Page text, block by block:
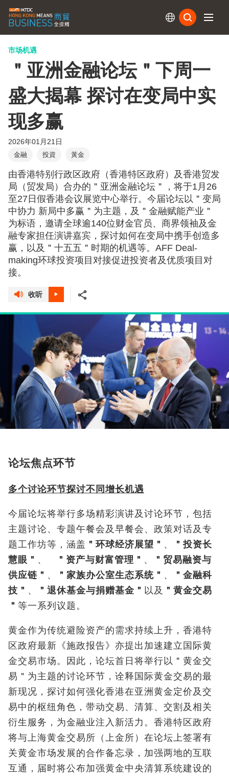
市场机遇
＂亚洲金融论坛＂下周一
盛大揭幕 探讨在变局中实
现多赢
2026年01月21日
金融 投資 黃金
由香港特别行政区政府（香港特区政府）及香港贸发
局（贸发局）合办的＂亚洲金融论坛＂，将于1月26
至27日假香港会议展览中心举行。今届论坛以＂变局
中协力 新局中多赢＂为主题，及＂金融赋能产业＂
为标语，邀请全球逾140位财金官员、商界领袖及金
融专家担任演讲嘉宾，探讨如何在变局中携手创造多
赢，以及＂十五五＂时期的机遇等。AFF Deal-
making环球投资项目对接促进投资者及优质项目对
接。
收听
论坛焦点环节
多个讨论环节探讨不同增长机遇
今届论坛将举行多场精彩演讲及讨论环节，包括
主题讨论、专题午餐会及早餐会、政策对话及专
题工作坊等，涵盖 ＂环球经济展望＂ 、
＂投资长
慧眼＂ 、 ＂资产与财富管理＂ 、
＂贸易融资与
供应链＂ 、 ＂家族办公室生态系统＂ 、
＂金融科
技＂ 、 ＂退休基金与捐赠基金＂ 以及 ＂黄金交易
＂ 等一系列议题。
黄金作为传统避险资产的需求持续上升，香港特
区政府最新《施政报告》亦提出加速建立国际黄
金交易市场。因此，论坛首日将举行以＂黄金交
易＂为主题的讨论环节，诠释国际黄金交易的最
新现况，探讨如何强化香港在亚洲黄金定价及交
易中的枢纽角色，带动交易、清算、交割及相关
衍生服务，为金融业注入新活力。香港特区政府
将与上海黄金交易所（上金所）在论坛上签署有
关黄金市场发展的合作备忘录，加强两地的互联
互通，届时将公布加强黄金中央清算系统建设的